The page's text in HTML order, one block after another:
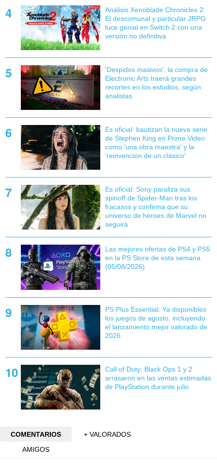
Análisis Xenoblade Chronicles 2:
El descomunal y particular JRPG
luce genial en Switch 2 con una
versión no definitiva
'Despidos masivos': la compra de
Electronic Arts traerá grandes
recortes en los estudios, según
analistas
Es oficial: bautizan la nueva serie
de Stephen King en Prime Video
como 'una obra maestra' y la
'reinvención de un clásico'
Es oficial: Sony paraliza sus
spinoff de Spider-Man tras los
fracasos y confirma que su
universo de héroes de Marvel no
seguirá
Las mejores ofertas de PS4 y PS5
en la PS Store de esta semana
(05/08/2026)
PS Plus Essential: Ya disponibles
los juegos de agosto, incluyendo
el lanzamiento mejor valorado de
2026
Call of Duty: Black Ops 1 y 2
arrasaron en las ventas estimadas
de PlayStation durante julio
COMENTARIOS
+ VALORADOS
AMIGOS